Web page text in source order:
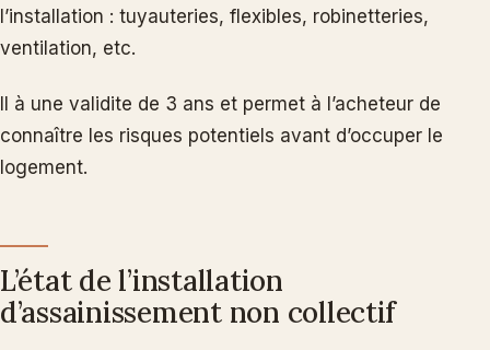
l’installation : tuyauteries, flexibles, robinetteries,
ventilation, etc.
Il à une validite de 3 ans et permet à l’acheteur de
connaître les risques potentiels avant d’occuper le
logement.
L’état de l’installation
d’assainissement non collectif